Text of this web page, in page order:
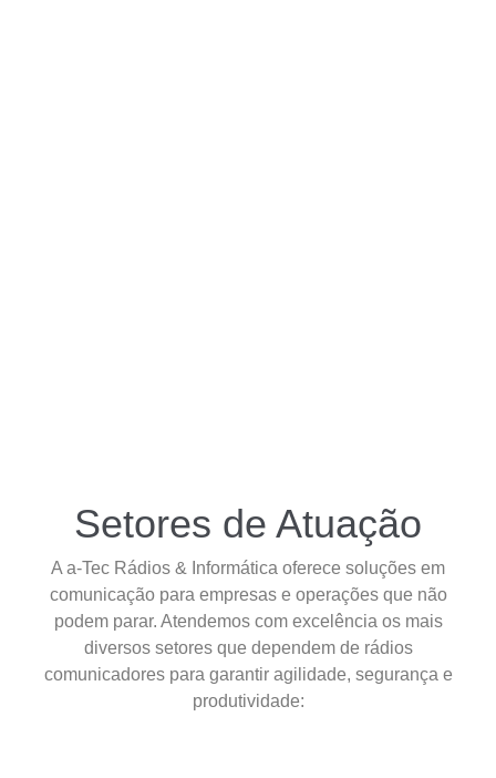
Setores de Atuação
A a-Tec Rádios & Informática oferece soluções em
comunicação para empresas e operações que não
podem parar. Atendemos com excelência os mais
diversos setores que dependem de rádios
comunicadores para garantir agilidade, segurança e
produtividade: